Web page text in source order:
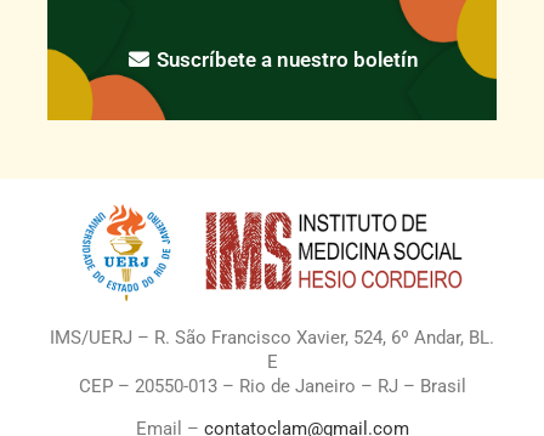
Suscríbete a nuestro boletín
IMS/UERJ – R. São Francisco Xavier, 524, 6º Andar, BL.
E
CEP – 20550-013 – Rio de Janeiro – RJ – Brasil
Email – contatoclam@gmail.com